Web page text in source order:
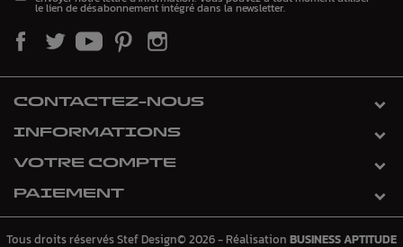
le lien de désabonnement intégré dans la newsletter.
CONTACTEZ-NOUS
INFORMATIONS
VOTRE COMPTE
PAIEMENT
Tous droits réservés Stef Design© 2026 - Réalisation BUSINESS APTITUDE